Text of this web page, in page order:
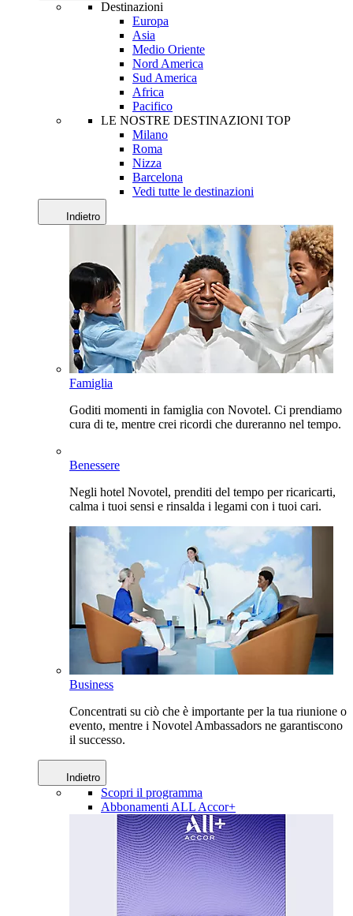
Destinazioni
Europa
Asia
Medio Oriente
Nord America
Sud America
Africa
Pacifico
LE NOSTRE DESTINAZIONI TOP
Milano
Roma
Nizza
Barcelona
Vedi tutte le destinazioni
Indietro
Famiglia
Goditi momenti in famiglia con Novotel. Ci prendiamo
cura di te, mentre crei ricordi che dureranno nel tempo.
Benessere
Negli hotel Novotel, prenditi del tempo per ricaricarti,
calma i tuoi sensi e rinsalda i legami con i tuoi cari.
Business
Concentrati su ciò che è importante per la tua riunione o
evento, mentre i Novotel Ambassadors ne garantiscono
il successo.
Indietro
Scopri il programma
Abbonamenti ALL Accor+